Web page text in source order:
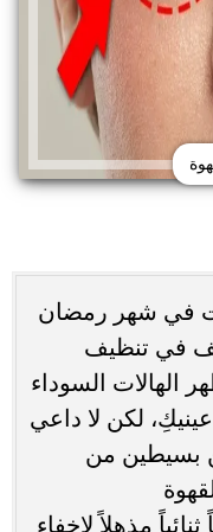
في شهر رمضان
في تنظيف
الهالات السوداء
لكن لا داعي
بسيطين من
مذهلاً لإخفاء